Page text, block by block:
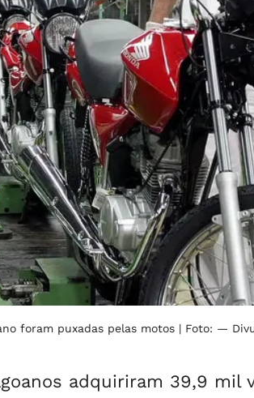
foram puxadas pelas motos | Foto: —
adquiriram 39,9 mil